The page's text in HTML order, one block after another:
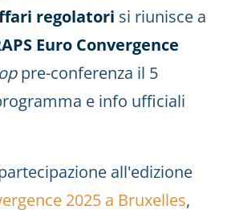
regolatori si riunisce a
Euro Convergence
pre-conferenza il 5
e info ufficiali
all'edizione
2025 a Bruxelles,